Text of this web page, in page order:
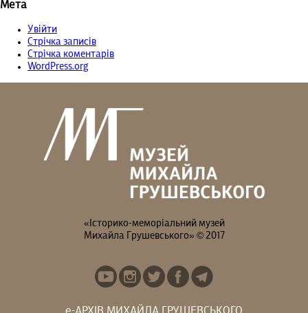
Мета
Увійти
Стрічка записів
Стрічка коментарів
WordPress.org
«Історико-меморіальний музей
Михайла Грушевського» © 2017